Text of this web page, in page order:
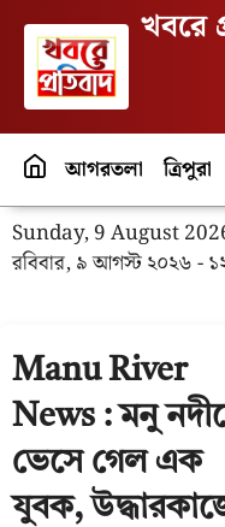
খবরে
আগরতলা ত্রিপুরা
Sunday, 9 August
রবিবার, ৯ আগস্ট ২০২৬ -
Manu River
News : মনু
ভেসে গেল এক
যুবক,